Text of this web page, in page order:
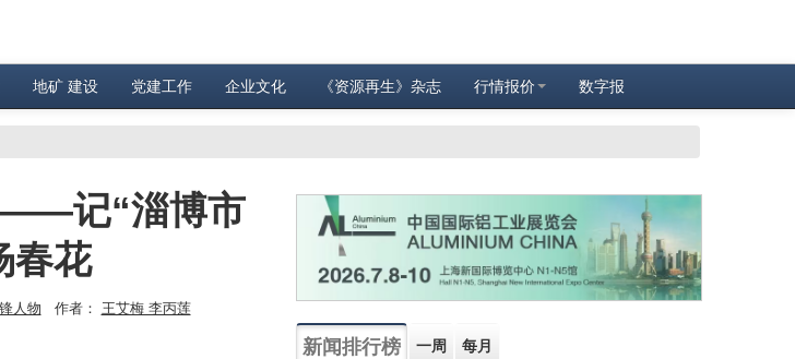
地矿 建设 党建工作 企业文化 《资源再生》杂志 行情报价 数字报
记“淄博市
春花
人物 作者： 王艾梅 李丙莲
新闻排行榜 一周 每月